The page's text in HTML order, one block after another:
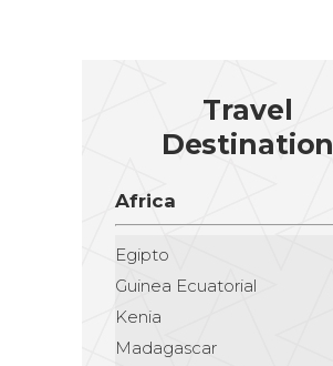
Travel
Destination
Africa
Egipto
Guinea Ecuatorial
Kenia
Madagascar